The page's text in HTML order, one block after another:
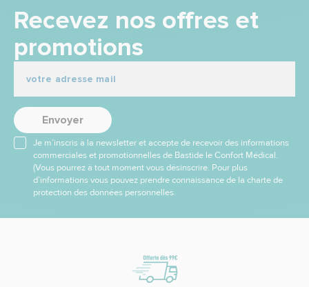
Recevez nos offres et
promotions
Envoyer
Je m’inscris à la newsletter et accepte de recevoir des informations
commerciales et promotionnelles de Bastide le Confort Médical.
(Vous pourrez à tout moment vous désinscrire. Pour plus
d’informations vous pouvez prendre connaissance de la charte de
protection des données personnelles.